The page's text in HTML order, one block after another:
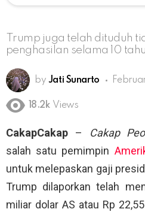
Trump juga telah dituduh
penghasilan selama 10
by Jati Sunarto
18.2k Views
CakapCakap – Cakap
salah satu pemimpin
untuk melepaskan gaji
Trump dilaporkan telah
miliar dolar AS atau Rp